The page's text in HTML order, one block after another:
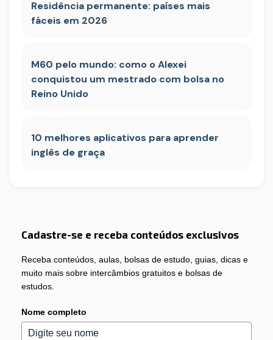
Residência permanente: países mais
fáceis em 2026
M60 pelo mundo: como o Alexei
conquistou um mestrado com bolsa no
Reino Unido
10 melhores aplicativos para aprender
inglês de graça
Cadastre-se e receba conteúdos exclusivos
Receba conteúdos, aulas, bolsas de estudo, guias, dicas e
muito mais sobre intercâmbios gratuitos e bolsas de
estudos.
Nome completo